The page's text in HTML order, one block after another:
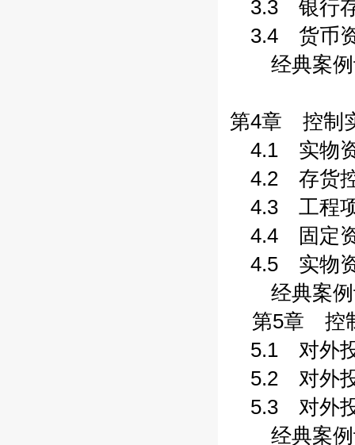
3.3 银行存
3.4 货币资
经典案例
第4章 控制
4.1 实物资
4.2 存货控
4.3 工程项
4.4 固定资
4.5 实物资
经典案例
第5章 控
5.1 对外投
5.2 对外投
5.3 对外投
经典案例